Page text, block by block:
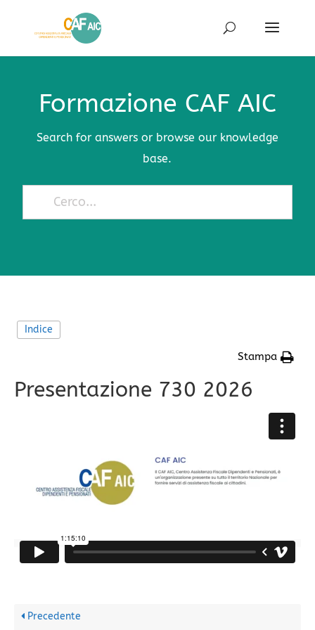
Formazione CAF AIC
Search for answers or browse our knowledge
base.
Indice
Stampa
Presentazione 730 2026
Precedente